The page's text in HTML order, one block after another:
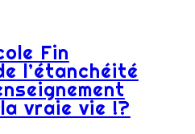
Fin
l’étanchéité
vraie vie !?